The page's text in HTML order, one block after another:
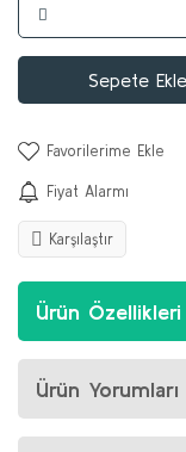
Sepete Ekle
Fiyat Alarmı
Karşılaştır
Ürün Özellikleri
Ürün Yorumları